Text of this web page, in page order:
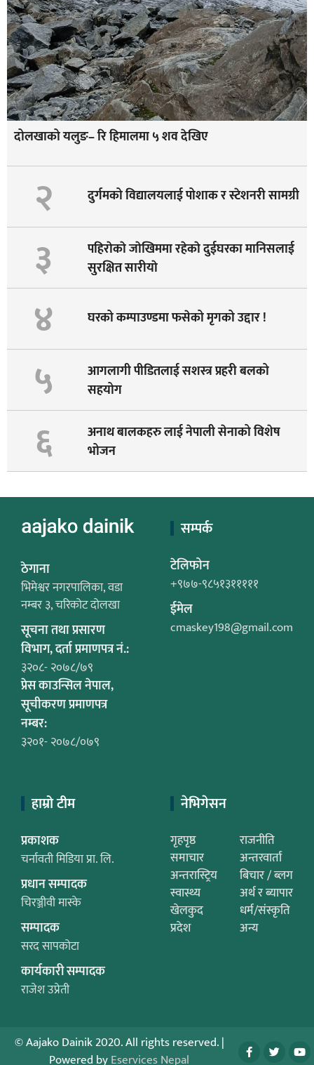
दोलखाको यलुङ– रि हिमालमा ५ शव देखिए
२ दुर्गमको विद्यालयलाई पोशाक र स्टेशनरी सामग्री
३
पहिराेकाे जाेखिममा रहेकाे दुईघरका मानिसलाई
सुरक्षित सारीयाे
४ घरको कम्पाउण्डमा फसेको मृगको उद्दार !
५
आगलागी पीडितलाई सशस्त्र प्रहरी बलको
सहयोग
६
अनाथ बालकहरु लाई नेपाली सेनाको विशेष
भोजन
ठेगाना
भिमेश्वर नगरपालिका, वडा
नम्बर ३, चरिकोट दोलखा
सूचना तथा प्रसारण
विभाग, दर्ता प्रमाणपत्र नं.:
३२०८- २०७८/७९
प्रेस काउन्सिल नेपाल,
सूचीकरण प्रमाणपत्र
नम्बर:
३२०१- २०७८/०७९
सम्पर्क
टेलिफोन
+९७७-९८५१३१११११
ईमेल
cmaskey198@gmail.com
हाम्रो टीम
प्रकाशक
चर्नावती मिडिया प्रा. लि.
प्रधान सम्पादक
चिरञ्जीवी मास्के
सम्पादक
सरद सापकोटा
कार्यकारी सम्पादक
राजेश उप्रेती
नेभिगेसन
गृहपृष्ठ
राजनीति
समाचार
अन्तरवार्ता
अन्तरास्ट्रिय
बिचार / ब्लग
स्वास्थ्य
अर्थ र ब्यापार
खेलकुद
धर्म/संस्कृति
प्रदेश
अन्य
© Aajako Dainik 2020. All rights reserved.|
Powered byEservices Nepal